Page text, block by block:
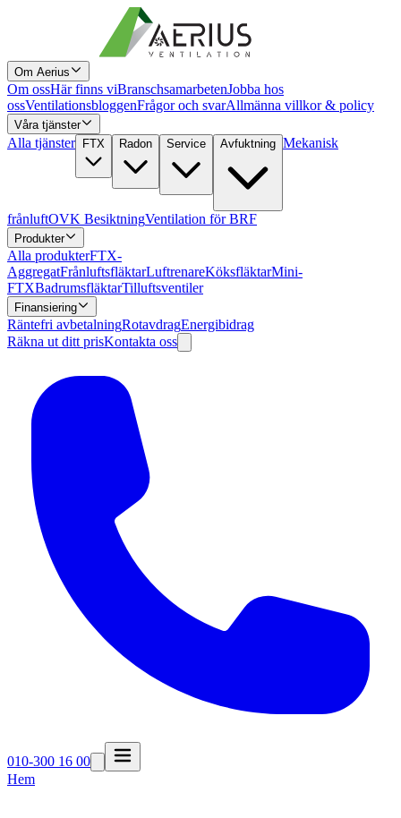
Om Aerius
Om ossHär finns viBranschsamarbetenJobba hos
ossVentilationsbloggenFrågor och svarAllmänna villkor & policy
Våra tjänster
Alla tjänster FTX Radon Service Avfuktning Mekanisk
frånluftOVK BesiktningVentilation för BRF
Produkter
Alla produkterFTX-
AggregatFrånluftsfläktarLuftrenareKöksfläktarMini-
FTXBadrumsfläktarTilluftsventiler
Finansiering
Räntefri avbetalningRotavdragEnergibidrag
Räkna ut ditt prisKontakta oss
010-300 16 00
Hem